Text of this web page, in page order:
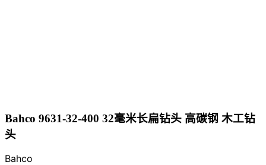
Bahco 9631-32-400 32毫米长扁钻头 高碳钢 木工钻
头
Bahco